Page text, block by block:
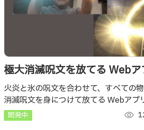
極大消滅呪文を放てる Web
火炎と氷の力ですべての物質
文
火炎と氷の呪文を合わせて、すべての
消滅呪文を身につけて放てる Webアプ
WebGL/GLSL で手の認識は
を持たせる工夫も。
開発中 visibility